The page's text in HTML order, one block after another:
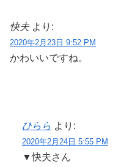
快夫 より:
2020年2月23日 9:52 PM
かわいいですね。
ひらら より:
2020年2月24日 5:55 PM
▼快夫さん